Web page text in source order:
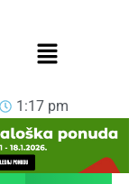
1:17 pm